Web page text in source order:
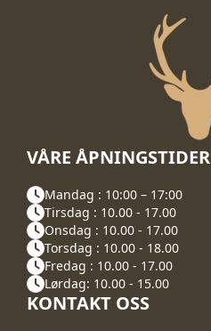
VÅRE ÅPNINGSTIDER
Mandag : 10:00 – 17:00
Tirsdag : 10.00 - 17.00
Onsdag : 10.00 - 17.00
Torsdag : 10.00 - 18.00
Fredag : 10.00 - 17.00
Lørdag: 10.00 - 15.00
KONTAKT OSS